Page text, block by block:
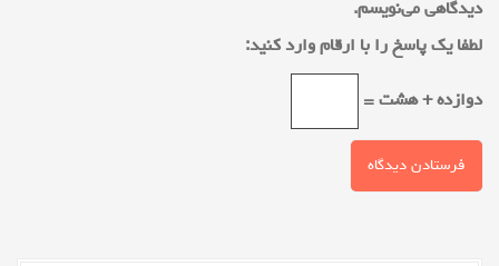
دیدگاهی می‌نویسم.
لطفا یک پاسخ را با ارقام وارد کنید:
دوازده + هشت =